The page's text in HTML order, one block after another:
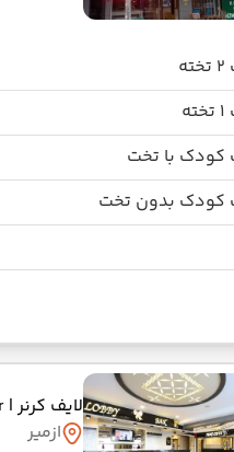
کودک با تخت
کودک بدون تخت
لایف کرنر| Life Corner
ازمیر